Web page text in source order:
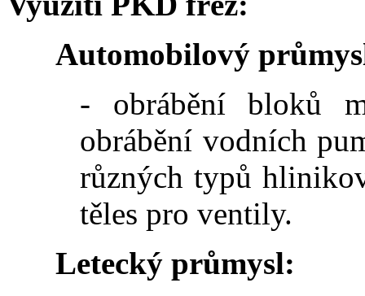
Automobilový
- obrábění bloků
obrábění vodních
různých typů
těles pro ventily.
Letecký průmysl: